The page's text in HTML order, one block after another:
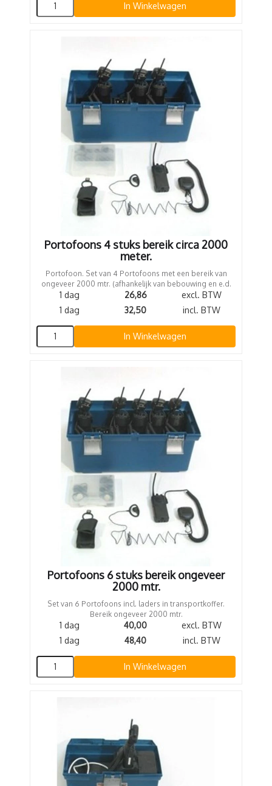
In Winkelwagen
Portofoons 4 stuks bereik circa 2000
meter.
Portofoon. Set van 4 Portofoons met een bereik van
ongeveer 2000 mtr. (afhankelijk van bebouwing en e.d.
1 dag 26,86
excl. BTW
1 dag
32,50 incl. BTW
In Winkelwagen
Portofoons 6 stuks bereik ongeveer
2000 mtr.
Set van 6 Portofoons incl. laders in transportkoffer.
Bereik ongeveer 2000 mtr.
1 dag 40,00
excl. BTW
1 dag
48,40 incl. BTW
In Winkelwagen